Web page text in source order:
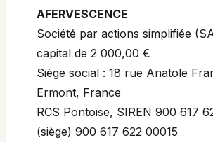
AFERVESCENCE
Société par actions simplifiée
capital de 2 000,00 €
Siège social : 18 rue Anatole
Ermont, France
RCS Pontoise, SIREN 900 617
(siège) 900 617 622 00015